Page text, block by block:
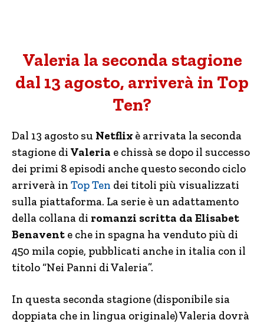
Valeria la seconda stagione
dal 13 agosto, arriverà in Top
Ten?
Dal 13 agosto su Netflix è arrivata la seconda
stagione di Valeria e chissà se dopo il successo
dei primi 8 episodi anche questo secondo ciclo
arriverà in Top Ten dei titoli più visualizzati
sulla piattaforma. La serie è un adattamento
della collana di romanzi scritta da Elisabet
Benavent e che in spagna ha venduto più di
450 mila copie, pubblicati anche in italia con il
titolo “Nei Panni di Valeria”.
In questa seconda stagione (disponibile sia
doppiata che in lingua originale) Valeria dovrà